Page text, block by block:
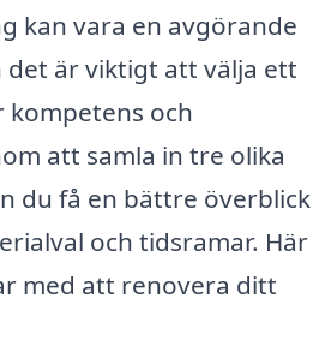
kan vara en avgörande
det är viktigt att välja ett
och
att samla in tre olika
du få en bättre överblick
och tidsramar. Här
med att renovera ditt